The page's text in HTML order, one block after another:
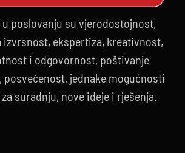
u poslovanju su vjerodostojnost,
ekspertiza, kreativnost,
i odgovornost, poštivanje
posvećenost, jednake mogućnosti
suradnju, nove ideje i rješenja.